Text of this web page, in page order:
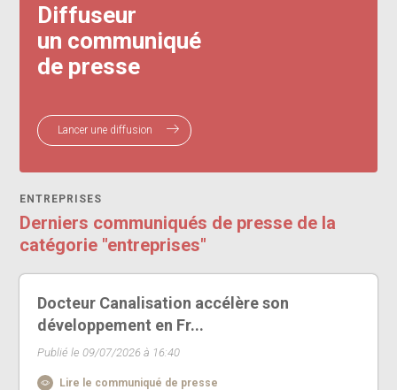
Diffuseur
un communiqué
de presse
Lancer une diffusion
ENTREPRISES
Derniers communiqués de presse de la
catégorie "entreprises"
Docteur Canalisation accélère son
développement en Fr...
Publié le 09/07/2026 à 16:40
Lire le communiqué de presse